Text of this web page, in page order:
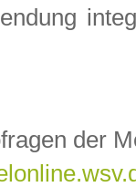
der